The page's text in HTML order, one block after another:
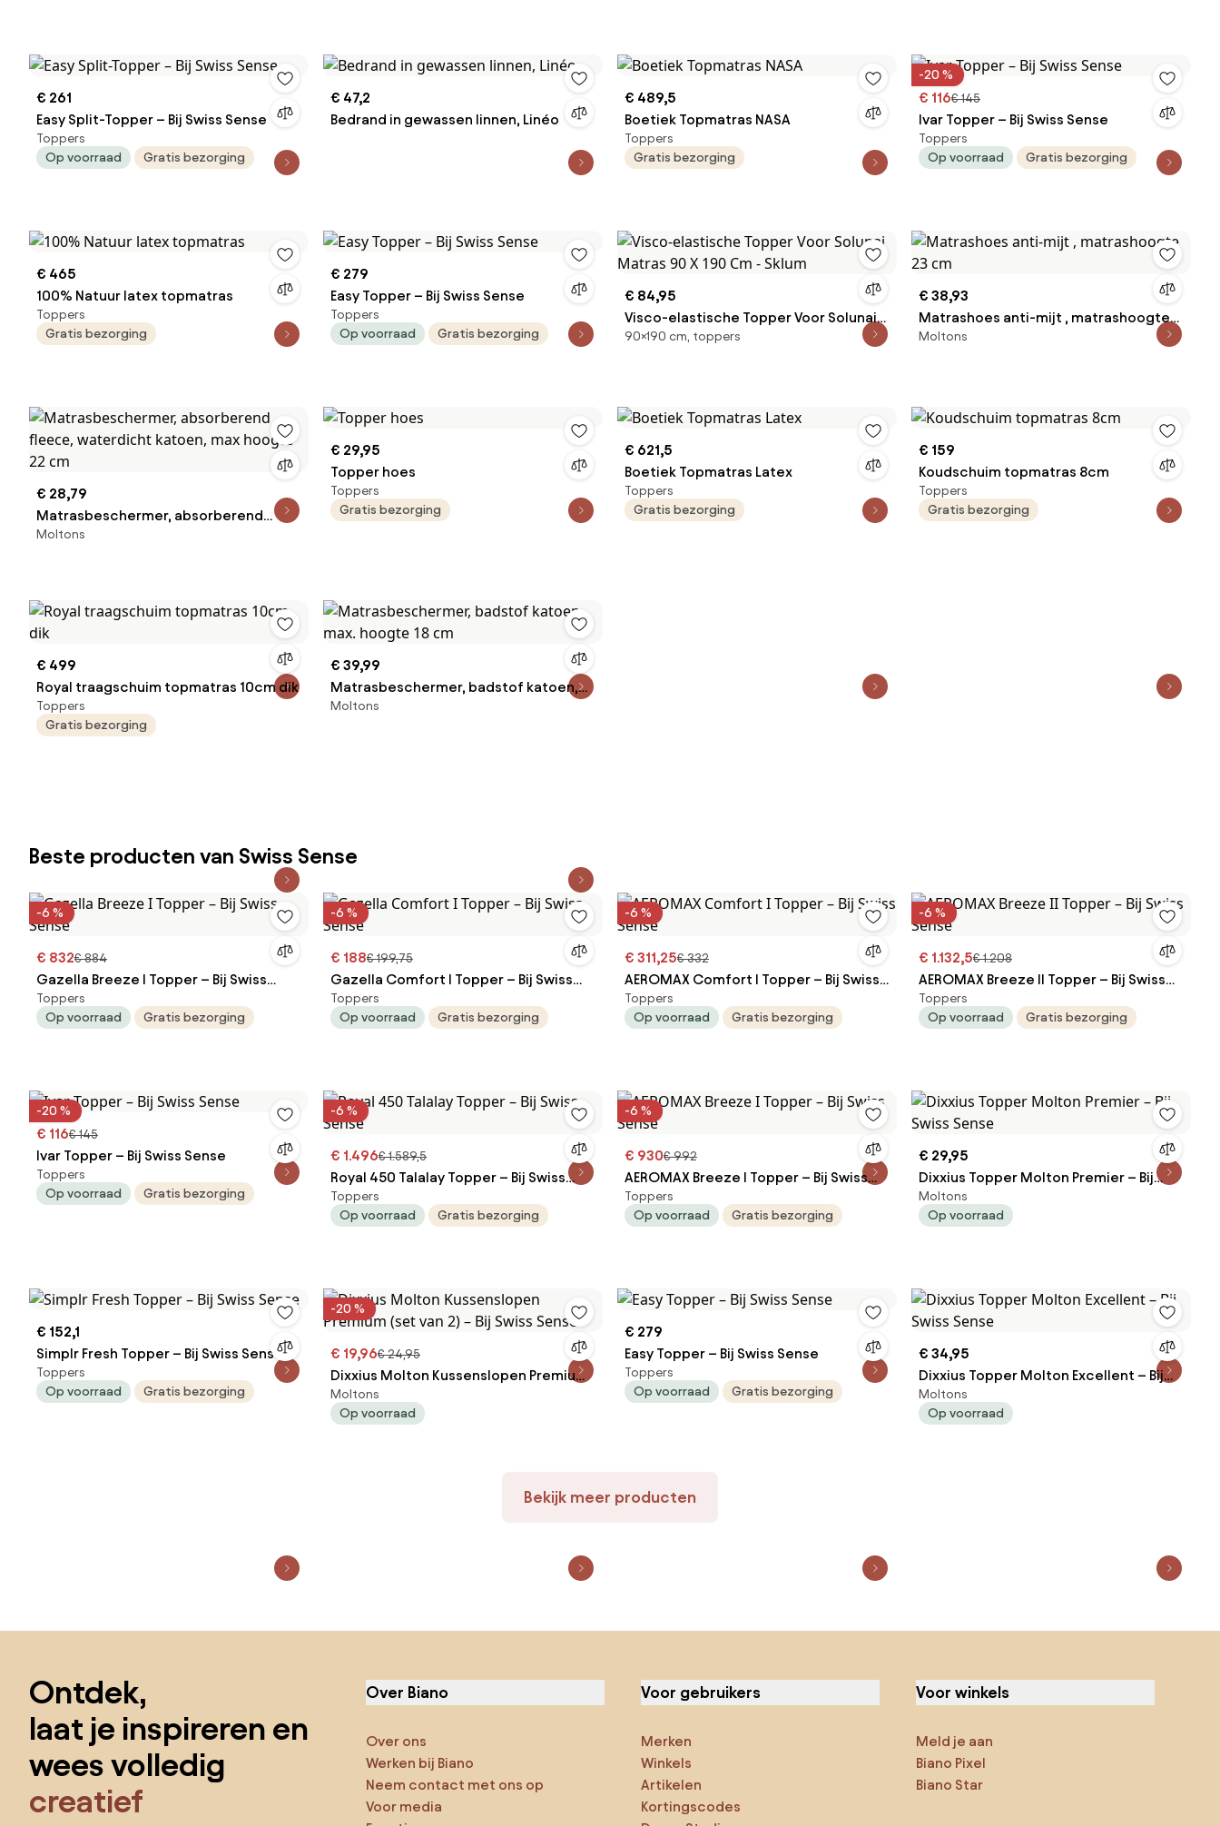
€ 261
Easy Split-Topper – Bij Swiss Sense
Toppers
Op voorraad
Gratis bezorging
€ 47,2
Bedrand in gewassen linnen, Linéo
€ 489,5
Boetiek Topmatras NASA
Toppers
Gratis bezorging
-20 %
€ 116€ 145
Ivar Topper – Bij Swiss Sense
Toppers
Op voorraad
Gratis bezorging
€ 465
100% Natuur latex topmatras
Toppers
Gratis bezorging
€ 279
Easy Topper – Bij Swiss Sense
Toppers
Op voorraad
Gratis bezorging
€ 84,95
Visco-elastische Topper Voor Solunai
Matras 90 X 190 Cm - Sklum
90×190 cm, toppers
€ 38,93
Matrashoes anti-mijt , matrashoogte
23 cm
Moltons
€ 28,79
Matrasbeschermer, absorberend
fleece, waterdicht katoen, max
Moltons
€ 29,95
Topper hoes
Toppers
Gratis bezorging
€ 621,5
Boetiek Topmatras Latex
Toppers
Gratis bezorging
€ 159
Koudschuim topmatras 8cm
Toppers
Gratis bezorging
€ 499
Royal traagschuim topmatras 10cm dik
Toppers
Gratis bezorging
€ 39,99
Matrasbeschermer, badstof katoen,
max. hoogte 18 cm
Moltons
Beste producten van Swiss Sense
-6 %
€ 832€ 884
Gazella Breeze I Topper – Bij Swiss
Sense
Toppers
Op voorraad
Gratis bezorging
-6 %
€ 188€ 199,75
Gazella Comfort I Topper – Bij Swiss
Sense
Toppers
Op voorraad
Gratis bezorging
-6 %
€ 311,25€ 332
AEROMAX Comfort I Topper – Bij Swiss
Sense
Toppers
Op voorraad
Gratis bezorging
-6 %
€ 1.132,5€ 1.208
AEROMAX Breeze II Topper – Bij Swiss
Sense
Toppers
Op voorraad
Gratis bezorging
-20 %
€ 116€ 145
Ivar Topper – Bij Swiss Sense
Toppers
Op voorraad
Gratis bezorging
-6 %
€ 1.496€ 1.589,5
Royal 450 Talalay Topper – Bij Swiss
Sense
Toppers
Op voorraad
Gratis bezorging
-6 %
€ 930€ 992
AEROMAX Breeze I Topper – Bij Swiss
Sense
Toppers
Op voorraad
Gratis bezorging
€ 29,95
Dixxius Topper Molton Premier – Bij
Swiss Sense
Moltons
Op voorraad
€ 152,1
Simplr Fresh Topper – Bij Swiss Sense
Toppers
Op voorraad
Gratis bezorging
-20 %
€ 19,96€ 24,95
Dixxius Molton Kussenslopen Premium
(set van 2) – Bij Swiss Sense
Moltons
Op voorraad
€ 279
Easy Topper – Bij Swiss Sense
Toppers
Op voorraad
Gratis bezorging
€ 34,95
Dixxius Topper Molton Excellent – Bij
Swiss Sense
Moltons
Op voorraad
Bekijk meer producten
Ontdek,
laat je inspireren en
wees volledig
creatief
Over Biano
Over ons
Werken bij Biano
Neem contact met ons op
Voor media
Voor gebruikers
Merken
Winkels
Artikelen
Kortingscodes
Voor winkels
Meld je aan
Biano Pixel
Biano Star